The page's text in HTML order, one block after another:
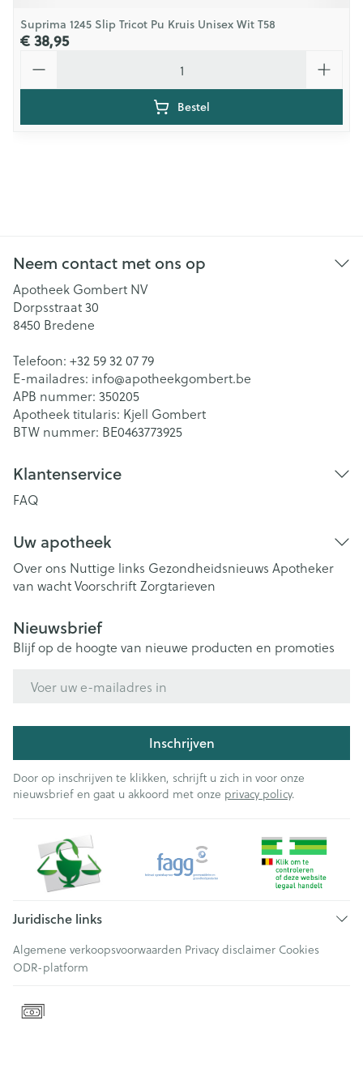
Suprima 1245 Slip Tricot Pu Kruis Unisex Wit T58
€ 38,95
Bestel
Neem contact met ons op
Apotheek Gombert NV
Dorpsstraat 30
8450 Bredene
Telefoon: +32 59 32 07 79
E-mailadres: info@apotheekgombert.be
APB nummer: 350205
Apotheek titularis: Kjell Gombert
BTW nummer: BE0463773925
Klantenservice
FAQ
Uw apotheek
Over ons Nuttige links Gezondheidsnieuws Apotheker
van wachtVoorschriftZorgtarieven
Nieuwsbrief
Blijf op de hoogte van nieuwe producten en promoties
Inschrijven
Door op inschrijven te klikken, schrijft u zich in voor onze
nieuwsbrief en gaat u akkoord met onze privacy policy.
Juridische links
Algemene verkoopsvoorwaarden Privacy disclaimer Cookies
ODR-platform